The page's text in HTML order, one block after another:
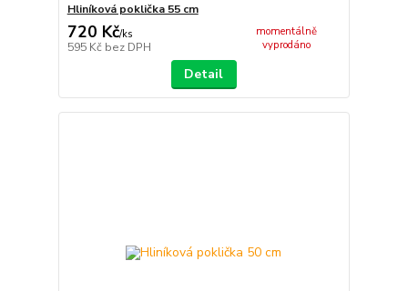
Hliníková poklička 55 cm
720 Kč/ks
595 Kč bez DPH
momentálně
vyprodáno
Detail